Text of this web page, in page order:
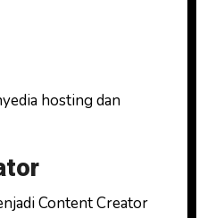
hosting dan